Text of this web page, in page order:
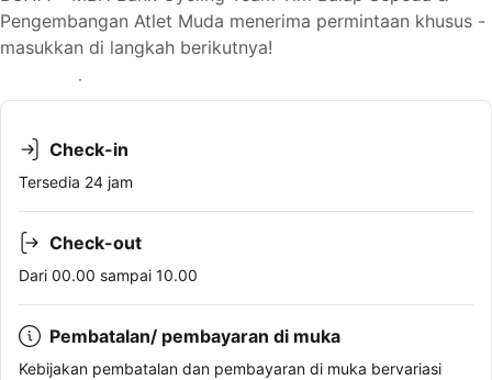
Pengembangan Atlet Muda menerima permintaan khusus -
masukkan di langkah berikutnya!
Lihat ketersediaan
Check-in
Tersedia 24 jam
Check-out
Dari 00.00 sampai 10.00
Pembatalan/ pembayaran di muka
Kebijakan pembatalan dan pembayaran di muka bervariasi